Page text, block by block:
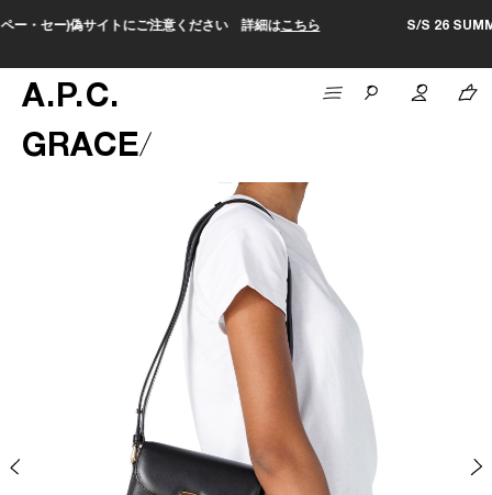
細は こちら S/S 26 SUMMER SALEがスタートしました。セール
A.P.C.
GRACE